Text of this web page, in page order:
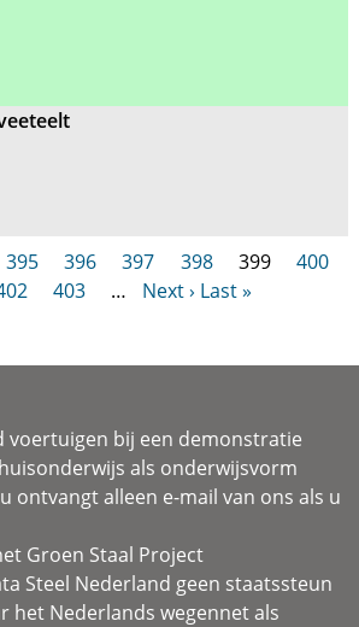
395 396 397 398 399
400
403 … Next › Last »
voertuigen bij een demonstratie
als onderwijsvorm
ontvangt alleen e-mail van ons als u
Groen Staal Project
Steel Nederland geen staatssteun
het Nederlands wegennet als